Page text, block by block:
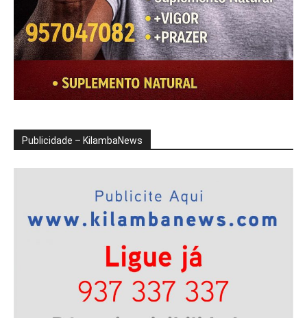
Publicidade – KilambaNews